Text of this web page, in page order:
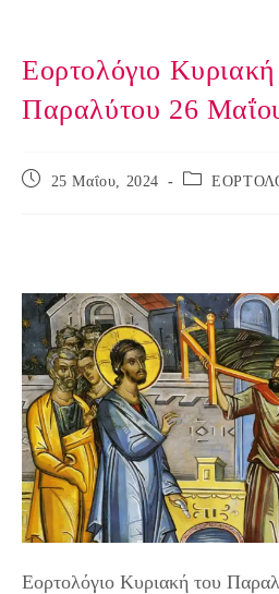
Εορτολόγιο
Παραλύτου 26
Post
25 Μαΐου, 2024
Post
Εορτολόγιο Κυριακή του